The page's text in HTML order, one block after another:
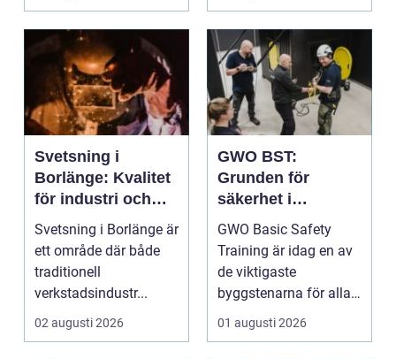
Svetsning i
Borlänge: Kvalitet
för industri och
konstruktion
Svetsning i Borlänge är
ett område där både
traditionell
verkstadsindustr...
02 augusti 2026
GWO BST:
Grunden för
säkerhet i
vindkraftsbransch
en
GWO Basic Safety
Training är idag en av
de viktigaste
byggstenarna för alla
som vill arbet...
01 augusti 2026